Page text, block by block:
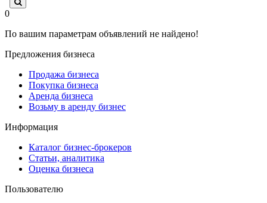
0
По вашим параметрам объявлений не найдено!
Предложения бизнеса
Продажа бизнеса
Покупка бизнеса
Аренда бизнеса
Возьму в аренду бизнес
Информация
Каталог бизнес-брокеров
Статьи, аналитика
Оценка бизнеса
Пользователю